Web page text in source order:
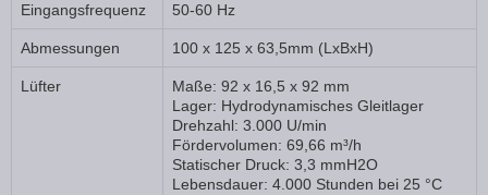
Eingangsfrequenz 50-60 Hz
Abmessungen 100 x 125 x 63,5mm (LxBxH)
Lüfter
Maße: 92 x 16,5 x 92 mm
Lager: Hydrodynamisches Gleitlager
Drehzahl: 3.000 U/min
Fördervolumen: 69,66 m³/h
Statischer Druck: 3,3 mmH2O
Lebensdauer: 4.000 Stunden bei 25 °C